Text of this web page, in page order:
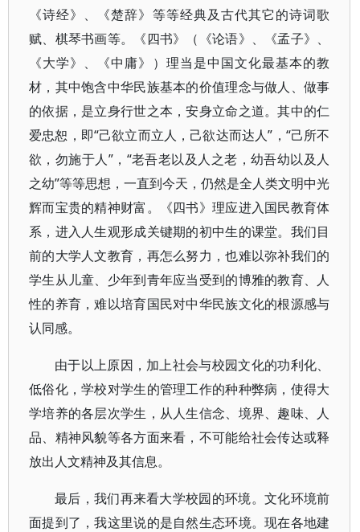
《诗经》、《楚辞》等等经典及古代其它的诗词歌
赋、棋琴书画等。《四书》（《论语》、《孟子》、
《大学》、《中庸》）理当是中国文化最基本的教
材，其中饱含中华民族基本的价值理念与做人、做事
的依据，是立身行世之本，安身立命之道。其中的仁
爱忠恕，即“己欲立而立人，己欲达而达人”，“己所不
欲，勿施于人”，“老吾老以及人之老，幼吾幼以及人
之幼”等等思想，一直到今天，仍然是全人类文明中光
辉而宝贵的精神财富。《四书》理应进入国民教育体
系，进入人生观形成关键期的初中生的课堂。我们目
前的大学人文教育，再怎么努力，也难以弥补我们的
学生从儿童、少年到青年应当受到的博雅的教育、人
性的养育，难以培育国民对中华民族文化的根源感与
认同感。
由于以上原因，加上社会与校园文化的功利化、
低俗化，学校对学生的管理工作的种种弊病，使得大
学培养的各层次学生，从人生信念、境界、趣味、人
品、精神风貌等各方面来看，不可能给社会传达或释
放出人文精神及其信息。
最后，我们再来看大学校园的环境。文化环境前
面提到了，我这里说的是自然生态环境。现在各地建